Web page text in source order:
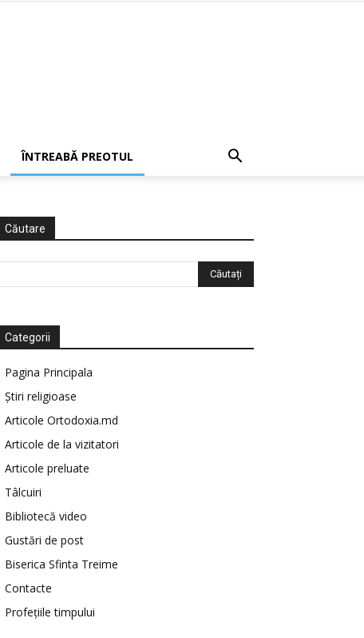
ÎNTREABĂ PREOTUL
Căutare
Categorii
Pagina Principala
Știri religioase
Articole Ortodoxia.md
Articole de la vizitatori
Articole preluate
Tâlcuiri
Bibliotecă video
Gustări de post
Biserica Sfinta Treime
Contacte
Profețiile timpului